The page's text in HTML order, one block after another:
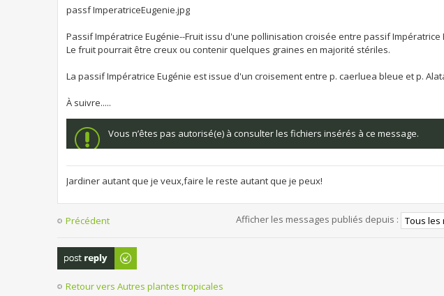
passf ImperatriceEugenie.jpg
Passif Impératrice Eugénie--Fruit issu d'une pollinisation croisée entre passif
Le fruit pourrait être creux ou contenir quelques graines en majorité stériles.
La passif Impératrice Eugénie est issue d'un croisement entre p. caerluea bleue et p.
À suivre.....
Vous n’êtes pas autorisé(e) à consulter les fichiers insérés à ce message.
Jardiner autant que je veux,faire le reste autant que je peux!
Précédent Afficher les messages publiés depuis :
Publier une
réponse
Retour vers Autres plantes tropicales